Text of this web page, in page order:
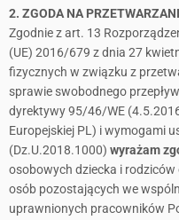
2. ZGODA NA
Zgodnie z art. 13
(UE) 2016/679 z dnia 27
fizycznych w związku z
sprawie swobodnego
dyrektywy 95/46/WE
Europejskiej PL) i wymogami
(Dz.U.2018.1000) wyrażam
osobowych dziecka i
osób pozostających we
uprawnionych pracowników